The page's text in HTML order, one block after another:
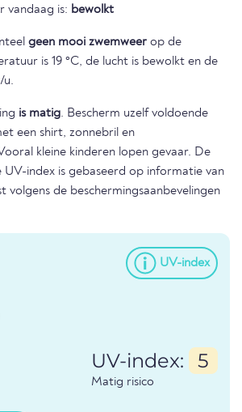
vandaag is: bewolkt
geen mooi zwemweer op de
is 19 °C, de lucht is bewolkt en de
u.
is matig. Bescherm uzelf voldoende
een shirt, zonnebril en
kleine kinderen lopen gevaar. De
UV-index is gebaseerd op informatie van
volgens de beschermingsaanbevelingen
UV-index
UV-index: 5
Matig risico